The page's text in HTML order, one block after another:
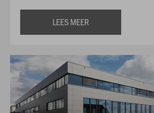
LEES MEER